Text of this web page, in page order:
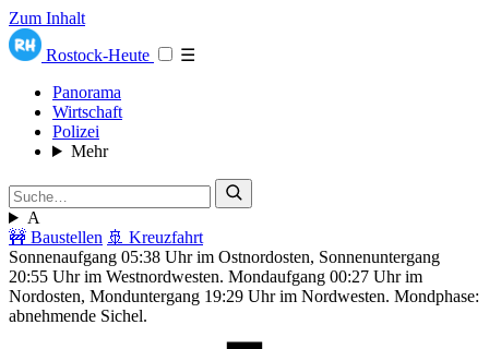
Zum Inhalt
Rostock-Heute
☰
Panorama
Wirtschaft
Polizei
Mehr
A
🚧 Baustellen 🚢 Kreuzfahrt
Sonnenaufgang 05:38 Uhr im Ostnordosten, Sonnenuntergang
20:55 Uhr im Westnordwesten. Mondaufgang 00:27 Uhr im
Nordosten, Monduntergang 19:29 Uhr im Nordwesten. Mondphase:
abnehmende Sichel.